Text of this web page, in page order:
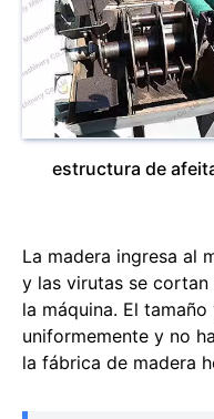
estructura de
La madera ingresa al
y las virutas se
la máquina. El
uniformemente y no
la fábrica de madera